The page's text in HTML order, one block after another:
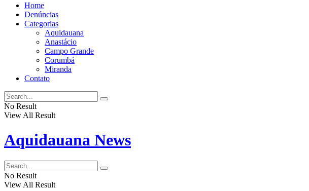
Home
Denúncias
Categorias
Aquidauana
Anastácio
Campo Grande
Corumbá
Miranda
Contato
No Result
View All Result
Aquidauana News
No Result
View All Result